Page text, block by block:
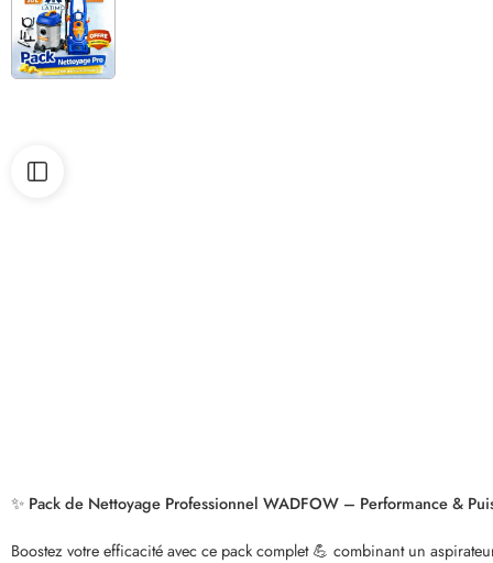
✨ Pack de Nettoyage Professionnel WADFOW – Performance &
Boostez votre efficacité avec ce pack complet 💪 combinant un